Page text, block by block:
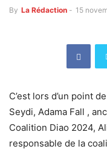
By La Rédaction - 15
C’est lors d’un point
Seydi, Adama Fall ,
Coalition Diao 2024,
responsable de la